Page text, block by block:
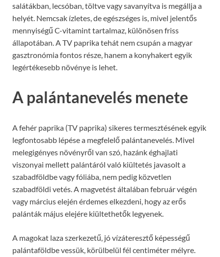
salátákban, lecsóban, töltve vagy savanyítva is megállja a
helyét. Nemcsak ízletes, de egészséges is, mivel jelentős
mennyiségű C-vitamint tartalmaz, különösen friss
állapotában. A TV paprika tehát nem csupán a magyar
gasztronómia fontos része, hanem a konyhakert egyik
legértékesebb növénye is lehet.
A palántanevelés menete
A fehér paprika (TV paprika) sikeres termesztésének egyik
legfontosabb lépése a megfelelő palántanevelés. Mivel
melegigényes növényről van szó, hazánk éghajlati
viszonyai mellett palántáról való kiültetés javasolt a
szabadföldbe vagy fóliába, nem pedig közvetlen
szabadföldi vetés. A magvetést általában február végén
vagy március elején érdemes elkezdeni, hogy az erős
palánták május elejére kiültethetők legyenek.
A magokat laza szerkezetű, jó vízáteresztő képességű
palántaföldbe vessük, körülbelül fél centiméter mélyre.